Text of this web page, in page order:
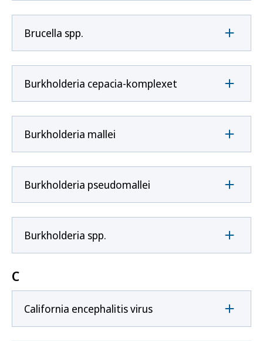
Brucella spp.
Burkholderia cepacia-komplexet
Burkholderia mallei
Burkholderia pseudomallei
Burkholderia spp.
C
California encephalitis virus